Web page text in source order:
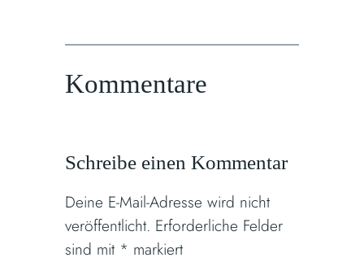
Kommentare
Schreibe einen Kommentar
Deine E-Mail-Adresse wird nicht
veröffentlicht. Erforderliche Felder
sind mit * markiert